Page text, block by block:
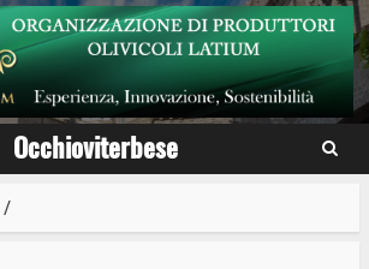
Occhioviterbese
/